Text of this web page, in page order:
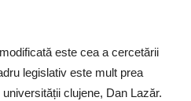
este cea a cercetării
legislativ este mult prea
clujene, Dan Lazăr.